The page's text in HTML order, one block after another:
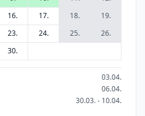
16. 17. 18.
19.
23. 24. 25.
26.
30.
03.04.
06.04.
30.03. - 10.04.